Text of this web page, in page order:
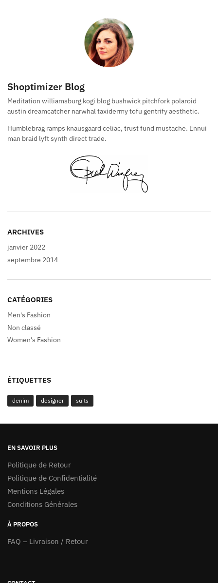
Shoptimizer Blog
Meditation williamsburg kogi blog bushwick pitchfork polaroid
austin dreamcatcher narwhal taxidermy tofu gentrify aesthetic.
Humblebrag ramps knausgaard celiac, trust fund mustache. Ennui
man braid lyft synth direct trade.
ARCHIVES
janvier 2022
septembre 2014
CATÉGORIES
Men's Fashion
Non classé
Women's Fashion
ÉTIQUETTES
denim designer suits
EN SAVOIR PLUS
Politique de Retour
Politique de Confidentialité
Mentions Légales
Conditions Générales
À PROPOS
FAQ – Livraison / Retour